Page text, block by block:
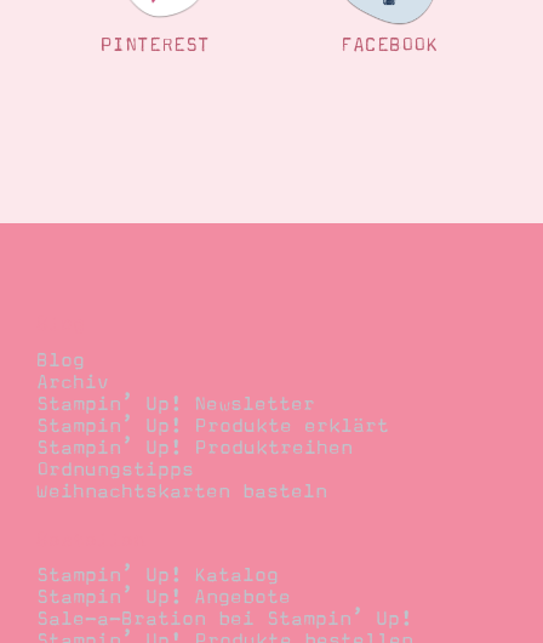
PINTEREST FACEBOOK
Blog
Archiv
Stampin’ Up! Newsletter
Stampin’ Up! Produkte erklärt
Stampin’ Up! Produktreihen
Ordnungstipps
Weihnachtskarten basteln
Stampin’ Up! Katalog
Stampin’ Up! Angebote
Sale-a-Bration bei Stampin’ Up!